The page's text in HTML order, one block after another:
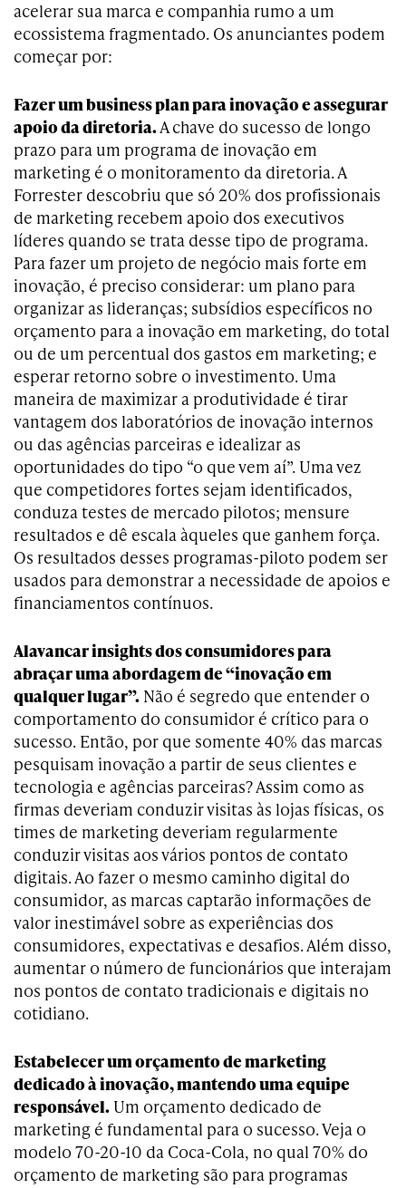
acelerar sua marca e companhia rumo a um
ecossistema fragmentado. Os anunciantes podem
começar por:
Fazer um business plan para inovação e assegurar
apoio da diretoria.A chave do sucesso de longo
prazo para um programa de inovação em
marketing é o monitoramento da diretoria. A
Forrester descobriu que só 20% dos profissionais
de marketing recebem apoio dos executivos
líderes quando se trata desse tipo de programa.
Para fazer um projeto de negócio mais forte em
inovação, é preciso considerar: um plano para
organizar as lideranças; subsídios específicos no
orçamento para a inovação em marketing, do total
ou de um percentual dos gastos em marketing; e
esperar retorno sobre o investimento. Uma
maneira de maximizar a produtividade é tirar
vantagem dos laboratórios de inovação internos
ou das agências parceiras e idealizar as
oportunidades do tipo “o que vem aí”. Uma vez
que competidores fortes sejam identificados,
conduza testes de mercado pilotos; mensure
resultados e dê escala àqueles que ganhem força.
Os resultados desses programas-piloto podem ser
usados para demonstrar a necessidade de apoios e
financiamentos contínuos.
Alavancar insights dos consumidores para
abraçar uma abordagem de “inovação em
qualquer lugar”. Não é segredo que entender o
comportamento do consumidor é crítico para o
sucesso. Então, por que somente 40% das marcas
pesquisam inovação a partir de seus clientes e
tecnologia e agências parceiras? Assim como as
firmas deveriam conduzir visitas às lojas físicas, os
times de marketing deveriam regularmente
conduzir visitas aos vários pontos de contato
digitais. Ao fazer o mesmo caminho digital do
consumidor, as marcas captarão informações de
valor inestimável sobre as experiências dos
consumidores, expectativas e desafios. Além disso,
aumentar o número de funcionários que interajam
nos pontos de contato tradicionais e digitais no
cotidiano.
Estabelecer um orçamento de marketing
dedicado à inovação, mantendo uma equipe
responsável.Um orçamento dedicado de
marketing é fundamental para o sucesso. Veja o
modelo 70-20-10 da Coca-Cola, no qual 70% do
orçamento de marketing são para programas